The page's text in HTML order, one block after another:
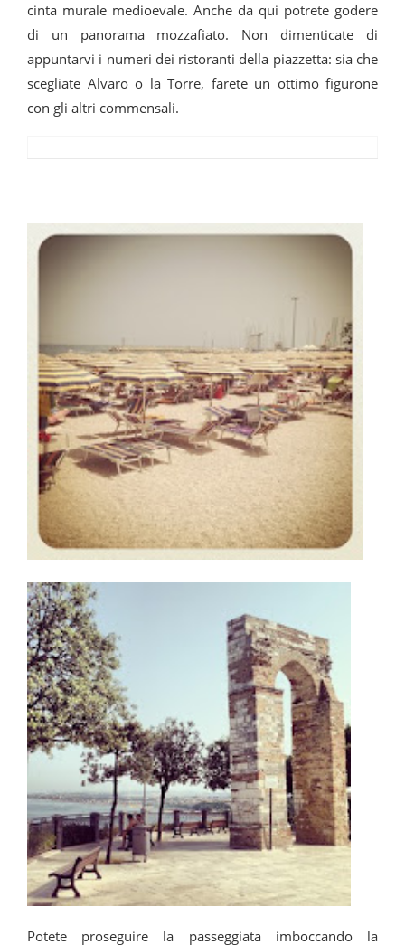
cinta murale medioevale. Anche da qui potrete godere
di un panorama mozzafiato. Non dimenticate di
appuntarvi i numeri dei ristoranti della piazzetta: sia che
scegliate Alvaro o la Torre, farete un ottimo figurone
con gli altri commensali.
Potete proseguire la passeggiata imboccando la